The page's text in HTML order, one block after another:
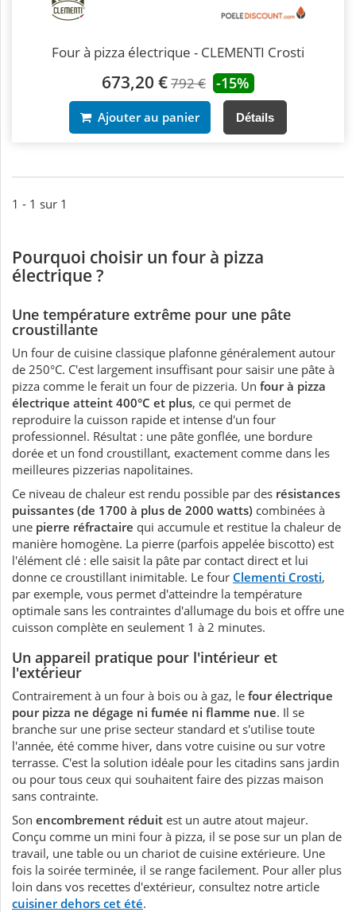
Four à pizza électrique - CLEMENTI Crosti
673,20 €792 € -15%
Ajouter au panier Détails
1 - 1 sur 1
Pourquoi choisir un four à pizza
électrique ?
Une température extrême pour une pâte
croustillante
Un four de cuisine classique plafonne généralement autour
de 250°C. C'est largement insuffisant pour saisir une pâte à
pizza comme le ferait un four de pizzeria. Un four à pizza
électrique atteint 400°C et plus, ce qui permet de
reproduire la cuisson rapide et intense d'un four
professionnel. Résultat : une pâte gonflée, une bordure
dorée et un fond croustillant, exactement comme dans les
meilleures pizzerias napolitaines.
Ce niveau de chaleur est rendu possible par des résistances
puissantes (de 1700 à plus de 2000 watts) combinées à
une pierre réfractaire qui accumule et restitue la chaleur de
manière homogène. La pierre (parfois appelée biscotto) est
l'élément clé : elle saisit la pâte par contact direct et lui
donne ce croustillant inimitable. Le four Clementi Crosti,
par exemple, vous permet d'atteindre la température
optimale sans les contraintes d'allumage du bois et offre une
cuisson complète en seulement 1 à 2 minutes.
Un appareil pratique pour l'intérieur et
l'extérieur
Contrairement à un four à bois ou à gaz, le four électrique
pour pizza ne dégage ni fumée ni flamme nue. Il se
branche sur une prise secteur standard et s'utilise toute
l'année, été comme hiver, dans votre cuisine ou sur votre
terrasse. C'est la solution idéale pour les citadins sans jardin
ou pour tous ceux qui souhaitent faire des pizzas maison
sans contrainte.
Son encombrement réduit est un autre atout majeur.
Conçu comme un mini four à pizza, il se pose sur un plan de
travail, une table ou un chariot de cuisine extérieure. Une
fois la soirée terminée, il se range facilement. Pour aller plus
loin dans vos recettes d'extérieur, consultez notre article
cuisiner dehors cet été.